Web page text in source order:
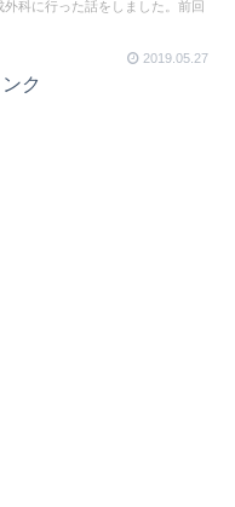
科に行った話をしました。前回
2019.05.27
ク